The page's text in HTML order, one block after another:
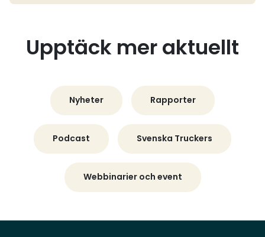
Upptäck mer aktuellt
Nyheter Rapporter
Podcast Svenska Truckers
Webbinarier och event